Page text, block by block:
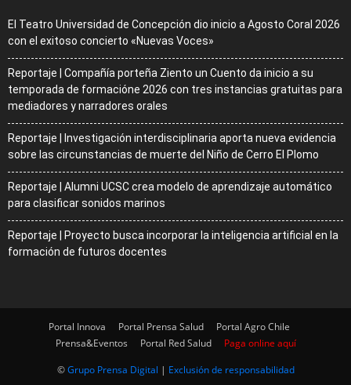
El Teatro Universidad de Concepción dio inicio a Agosto Coral 2026
con el exitoso concierto «Nuevas Voces»
Reportaje | Compañía porteña Ziento un Cuento da inicio a su
temporada de formacióne 2026 con tres instancias gratuitas para
mediadores y narradores orales
Reportaje | Investigación interdisciplinaria aporta nueva evidencia
sobre las circunstancias de muerte del Niño de Cerro El Plomo
Reportaje | Alumni UCSC crea modelo de aprendizaje automático
para clasificar sonidos marinos
Reportaje | Proyecto busca incorporar la inteligencia artificial en la
formación de futuros docentes
Portal Innova Portal Prensa Salud
Portal Agro Chile
Prensa&Eventos
Portal Red Salud
Paga online aquí
©Grupo Prensa Digital | Exclusión de responsabilidad